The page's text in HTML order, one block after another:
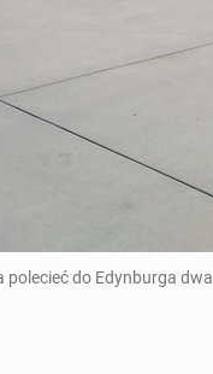
polecieć do Edynburga